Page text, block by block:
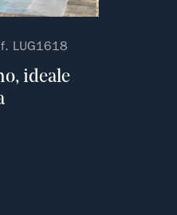
LUG1618
ideale